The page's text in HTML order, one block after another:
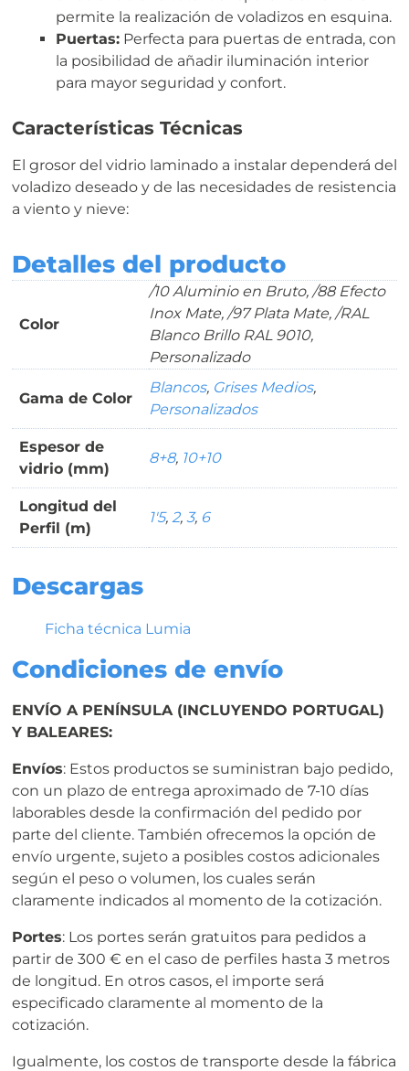
permite la realización de voladizos en esquina.
Puertas:Perfecta para puertas de entrada, con
la posibilidad de añadir iluminación interior
para mayor seguridad y confort.
Características Técnicas
El grosor del vidrio laminado a instalar dependerá del
voladizo deseado y de las necesidades de resistencia
a viento y nieve:
Detalles del producto
Color
/10 Aluminio en Bruto, /88 Efecto
Inox Mate, /97 Plata Mate, /RAL
Blanco Brillo RAL 9010,
Personalizado
Gama de Color
Blancos, Grises Medios,
Personalizados
Espesor de
vidrio (mm)
8+8, 10+10
Longitud del
Perfil (m)
1'5, 2, 3, 6
Descargas
Ficha técnica Lumia
Condiciones de envío
ENVÍO A PENÍNSULA (INCLUYENDO PORTUGAL)
Y BALEARES:
Envíos: Estos productos se suministran bajo pedido,
con un plazo de entrega aproximado de 7-10 días
laborables desde la confirmación del pedido por
parte del cliente. También ofrecemos la opción de
envío urgente, sujeto a posibles costos adicionales
según el peso o volumen, los cuales serán
claramente indicados al momento de la cotización.
Portes: Los portes serán gratuitos para pedidos a
partir de 300 € en el caso de perfiles hasta 3 metros
de longitud. En otros casos, el importe será
especificado claramente al momento de la
cotización.
Igualmente, los costos de transporte desde la fábrica